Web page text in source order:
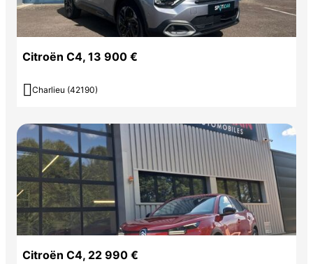
Citroën C4, 13 900 €
 Charlieu (42190)
Citroën C4, 22 990 €